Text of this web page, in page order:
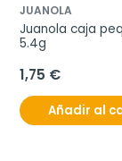
JUANOLA
Juanola caja
5.4g
1,75 €
Añadir al